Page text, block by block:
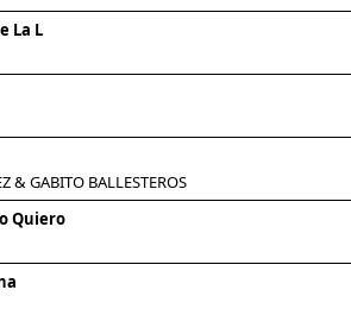
La L
& GABITO BALLESTEROS
Quiero